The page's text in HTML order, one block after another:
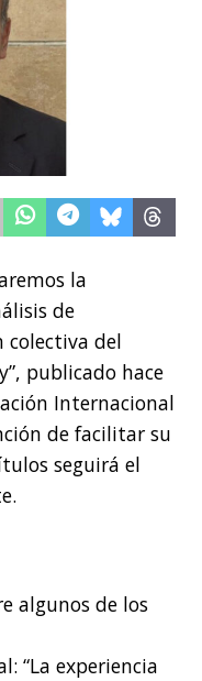
la
de
colectiva del
publicado hace
Internacional
de facilitar su
seguirá el
algunos de los
“La experiencia